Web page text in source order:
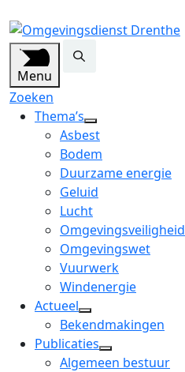
Menu
Zoeken
Thema’s
open
dropdown
menu
Asbest
Bodem
Duurzame energie
Geluid
Lucht
Omgevingsveiligheid
Omgevingswet
Vuurwerk
Windenergie
Actueel
open
dropdown
menu
Bekendmakingen
Publicaties
open
Algemeen bestuur